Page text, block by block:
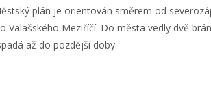
plán je orientován směrem od
Valašského Meziříčí. Do města vedly dvě
až do pozdější doby.